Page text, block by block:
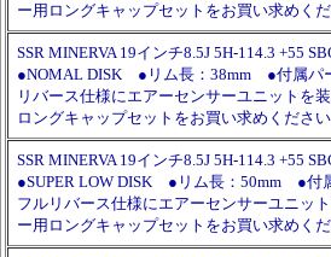
ー用ロングキャップセットをお買い求めくだ
SSR MINERVA 19インチ8.5J 5H-114.3 +55
●NOMAL DISK ●リム長：38mm ●付属
リバース仕様にエアーセンサーユニットを
ロングキャップセットをお買い求めください
SSR MINERVA 19インチ8.5J 5H-114.3 +55
●SUPER LOW DISK ●リム長：50mm ●
フルリバース仕様にエアーセンサーユニッ
ー用ロングキャップセットをお買い求めくだ